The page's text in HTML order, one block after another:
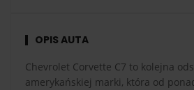
OPIS AUTA
Chevrolet Corvette C7 to kolejna
amerykańskiej marki, która od